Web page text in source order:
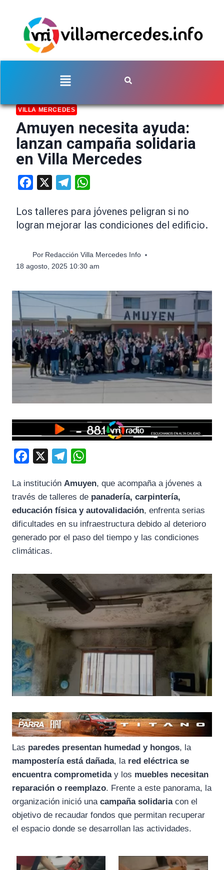
VILLA MERCEDES
Amuyen necesita ayuda:
lanzan campaña solidaria
en Villa Mercedes
Facebook Telegram
Los talleres para jóvenes peligran si no
logran mejorar las condiciones del edificio.
Por Redacción Villa Mercedes Info
18 agosto, 2025 10:30 am
c
e
b
o
l
e
g
a
t
s
La institución Amuyen, que acompaña a jóvenes a
través de talleres de panadería, carpintería,
educación física y autovalidación, enfrenta serias
dificultades en su infraestructura debido al deterioro
generado por el paso del tiempo y las condiciones
climáticas.
Las paredes presentan humedad y hongos, la
mampostería está dañada, la red eléctrica se
encuentra comprometiday los muebles necesitan
reparación o reemplazo. Frente a este panorama, la
organización inició una campaña solidariacon el
objetivo de recaudar fondos que permitan recuperar
el espacio donde se desarrollan las actividades.